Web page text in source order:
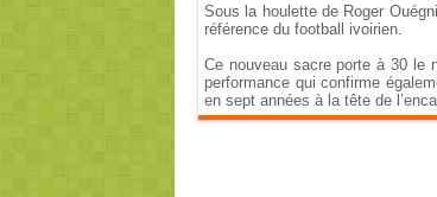
Sous la houlette de Roger
référence du football ivoirien.
Ce nouveau sacre porte à 30 le
performance qui confirme
en sept années à la tête de